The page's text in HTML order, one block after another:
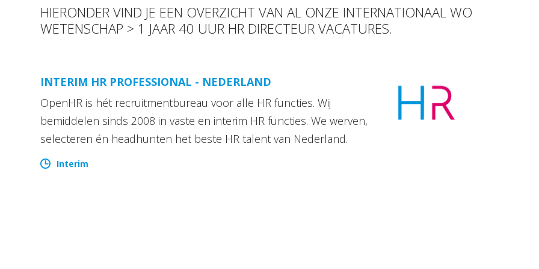
HIERONDER VIND JE EEN OVERZICHT VAN AL ONZE INTERNATIONAAL WO
WETENSCHAP > 1 JAAR 40 UUR HR DIRECTEUR VACATURES.
INTERIM HR PROFESSIONAL - NEDERLAND
OpenHR is hét recruitmentbureau voor alle HR functies. Wij
bemiddelen sinds 2008 in vaste en interim HR functies. We werven,
selecteren én headhunten het beste HR talent van Nederland.
Interim